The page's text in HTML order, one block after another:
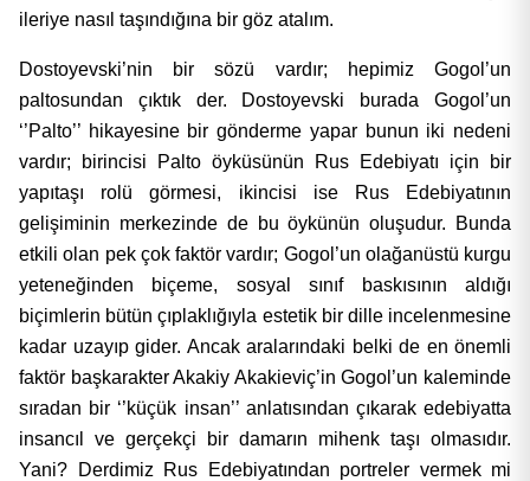
ileriye nasıl taşındığına bir göz atalım.
Dostoyevski’nin bir sözü vardır; hepimiz Gogol’un
paltosundan çıktık der. Dostoyevski burada Gogol’un
‘’Palto’’ hikayesine bir gönderme yapar bunun iki nedeni
vardır; birincisi Palto öyküsünün Rus Edebiyatı için bir
yapıtaşı rolü görmesi, ikincisi ise Rus Edebiyatının
gelişiminin merkezinde de bu öykünün oluşudur. Bunda
etkili olan pek çok faktör vardır; Gogol’un olağanüstü kurgu
yeteneğinden biçeme, sosyal sınıf baskısının aldığı
biçimlerin bütün çıplaklığıyla estetik bir dille incelenmesine
kadar uzayıp gider. Ancak aralarındaki belki de en önemli
faktör başkarakter Akakiy Akakieviç’in Gogol’un kaleminde
sıradan bir ‘’küçük insan’’ anlatısından çıkarak edebiyatta
insancıl ve gerçekçi bir damarın mihenk taşı olmasıdır.
Yani? Derdimiz Rus Edebiyatından portreler vermek mi